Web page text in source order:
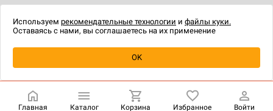
Уведомить о наличии
технологии.
Главная Каталог Корзина Избранное Войти
Используем рекомендательные технологии и файлы куки.
Оставаясь с нами, вы соглашаетесь на их применение
OK